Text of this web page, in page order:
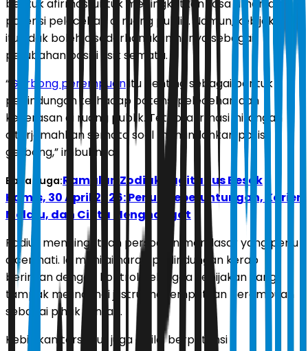
bentuk afirmasi untuk meningkatkan rasa aman dari
potensi pelecehan di ruang publik. Namun, kebijakan
itu tidak boleh disederhanakan hanya sebagai
perubahan posisi fisik semata.
“ Gerbong perempuan itu penting sebagai bentuk
perlindungan terhadap potensi pelecehan dan
kekerasan di ruang publik. Tetapi afirmasi ini jangan
diterjemahkan semata soal memindahkan posisi
gerbong,” imbuhnya.
Baca Juga:Ramalan Zodiak Sagitarius Besok
Kamis, 30 April 2026: Penuh Keberuntungan, Karier
Melaju, dan Cinta Menghangat
Radius mengingatkan persoalan mendasar yang perlu
dicermati. Ia menilai narasi perlindungan kerap
beririsan dengan kontrol, sehingga kebijakan yang
tampak melindungi justru menempatkan perempuan
sebagai pihak rentan.
Kebijakan tersebut juga dinilai berpotensi